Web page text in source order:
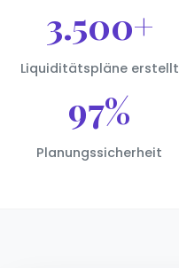
3.500+
Liquiditätspläne erstellt
97%
Planungssicherheit